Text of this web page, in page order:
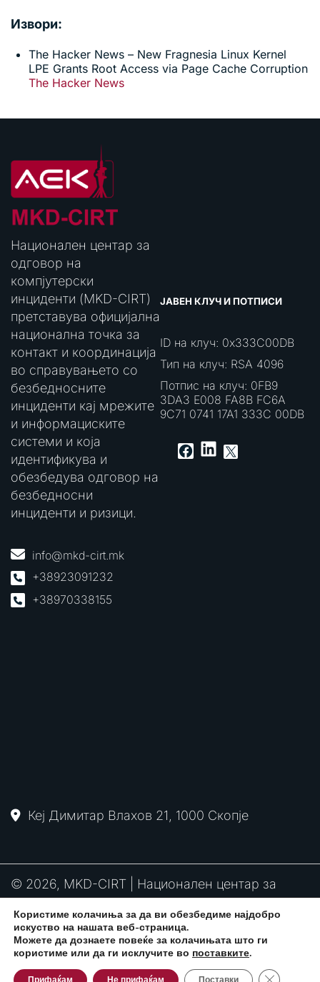
Користиме колачиња за да ви обезбедиме најдобро
искуство на нашата веб-страница.
Можете да дознаете повеќе за колачињата што ги
користиме или да ги исклучите во поставките.
Close
Извори:
The Hacker News – New Fragnesia Linux Kernel
LPE Grants Root Access via Page Cache Corruption
The Hacker News
Национален центар за
одговор на
компјутерски
инциденти (MKD-CIRT)
претставува официјална
национална точка за
контакт и координација
во справувањето со
безбедносните
инциденти кај мрежите
и информациските
системи и која
идентификува и
обезбедува одговор на
безбедносни
инциденти и ризици.
info@mkd-cirt.mk
+38923091232
+38970338155
ЈАВЕН КЛУЧ И ПОТПИСИ
ID на клуч: 0x333C00DB
Тип на клуч: RSA 4096
Потпис на клуч: 0FB9
3DA3 E008 FA8B FC6A
9C71 0741 17A1 333C 00DB
Facebook
LinkedIn
X
Кеј Димитар Влахов 21, 1000 Скопје
© 2026, MKD-CIRT | Национален центар за
одговор на компјутерски инциденти
PGP
потпис
RFC2350 Политика за привантост